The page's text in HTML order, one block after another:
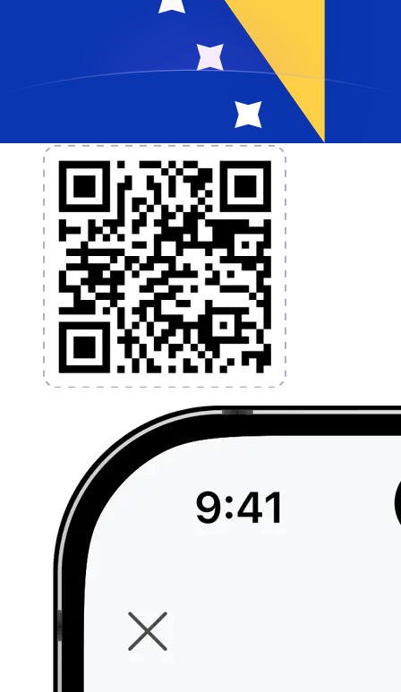
et la gestion de vos devises. Convertissez des devises,
programmez des alertes de taux et transférez de
l'argent à l'étranger sans frais cachés. Téléchargez
l'application dès aujourd'hui !